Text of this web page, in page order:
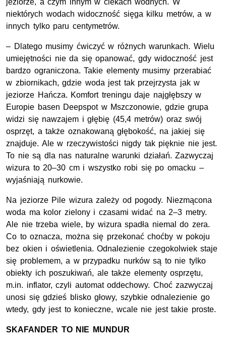
jeziorze, a czym innym w ciekach wodnych. W
niektórych wodach widoczność sięga kilku metrów, a w
innych tylko paru centymetrów.
– Dlatego musimy ćwiczyć w różnych warunkach. Wielu
umiejętności nie da się opanować, gdy widoczność jest
bardzo ograniczona. Takie elementy musimy przerabiać
w zbiornikach, gdzie woda jest tak przejrzysta jak w
jeziorze Hańcza. Komfort treningu daje najgłębszy w
Europie basen Deepspot w Mszczonowie, gdzie grupa
widzi się nawzajem i głębię (45,4 metrów) oraz swój
osprzęt, a także oznakowaną głębokość, na jakiej się
znajduje. Ale w rzeczywistości nigdy tak pięknie nie jest.
To nie są dla nas naturalne warunki działań. Zazwyczaj
wizura to 20–30 cm i wszystko robi się po omacku –
wyjaśniają nurkowie.
Na jeziorze Pile wizura zależy od pogody. Niezmącona
woda ma kolor zielony i czasami widać na 2–3 metry.
Ale nie trzeba wiele, by wizura spadła niemal do zera.
Co to oznacza, można się przekonać choćby w pokoju
bez okien i oświetlenia. Odnalezienie czegokolwiek staje
się problemem, a w przypadku nurków są to nie tylko
obiekty ich poszukiwań, ale także elementy osprzętu,
m.in. inflator, czyli automat oddechowy. Choć zazwyczaj
unosi się gdzieś blisko głowy, szybkie odnalezienie go
wtedy, gdy jest to konieczne, wcale nie jest takie proste.
SKAFANDER TO NIE MUNDUR